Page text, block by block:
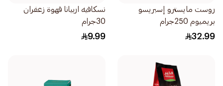
روست مايسترو إسبريسو
بريميوم 250جرام
32.99
نسكافيه اربيانا قهوة زعفران
30جرام
9.99